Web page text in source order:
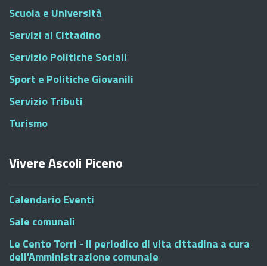
Scuola e Università
Servizi al Cittadino
Servizio Politiche Sociali
Sport e Politiche Giovanili
Servizio Tributi
Turismo
Vivere Ascoli Piceno
Calendario Eventi
Sale comunali
Le Cento Torri - Il periodico di vita cittadina a cura
dell'Amministrazione comunale